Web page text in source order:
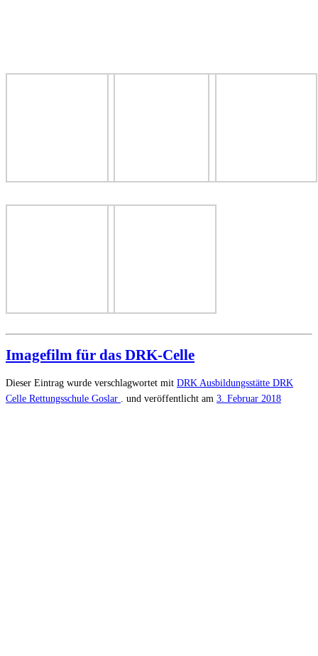
Imagefilm für das DRK-Celle
Dieser Eintrag wurde verschlagwortet mit DRK Ausbildungsstätte DRK
Celle Rettungsschule Goslar . und veröffentlicht am 3. Februar 2018